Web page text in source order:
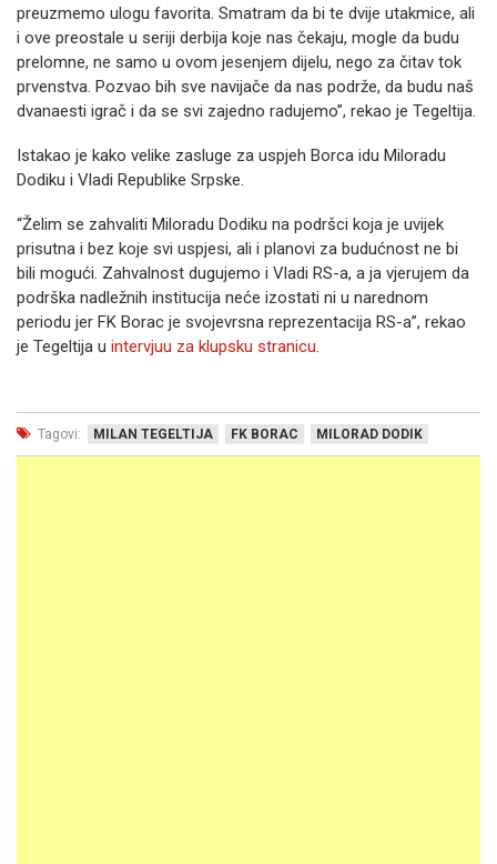
preuzmemo ulogu favorita. Smatram da bi te dvije utakmice, ali
i ove preostale u seriji derbija koje nas čekaju, mogle da budu
prelomne, ne samo u ovom jesenjem dijelu, nego za čitav tok
prvenstva. Pozvao bih sve navijače da nas podrže, da budu naš
dvanaesti igrač i da se svi zajedno radujemo”, rekao je Tegeltija.
Istakao je kako velike zasluge za uspjeh Borca idu Miloradu
Dodiku i Vladi Republike Srpske.
“Želim se zahvaliti Miloradu Dodiku na podršci koja je uvijek
prisutna i bez koje svi uspjesi, ali i planovi za budućnost ne bi
bili mogući. Zahvalnost dugujemo i Vladi RS-a, a ja vjerujem da
podrška nadležnih institucija neće izostati ni u narednom
periodu jer FK Borac je svojevrsna reprezentacija RS-a”, rekao
je Tegeltija u intervjuu za klupsku stranicu.
Tagovi: MILAN TEGELTIJA FK BORAC MILORAD DODIK